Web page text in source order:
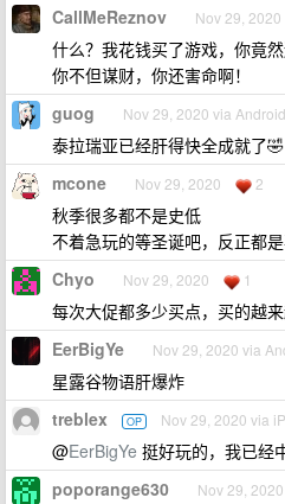
CallMeReznov Nov 29, 2020
什么？我花钱买了游戏，你竟
你不但谋财，你还害命啊！
guog Nov 29, 2020 via Android
泰拉瑞亚已经肝得快全成就了🤣
mcone Nov 29, 2020 2
秋季很多都不是史低
不着急玩的等圣诞吧，反正都
Chyo Nov 29, 2020 1
每次大促都多少买点，买的越
EerBigYe Nov 29, 2020 via
星露谷物语肝爆炸
treblex OP Nov 29, 2020 via
@EerBigYe 挺好玩的，我已经
poporange630 Nov 29, 2020